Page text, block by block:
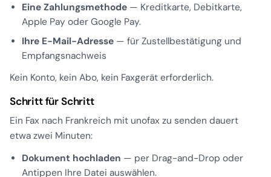
Eine Zahlungsmethode — Kreditkarte, Debitkarte,
Apple Pay oder Google Pay.
Ihre E-Mail-Adresse — für Zustellbestätigung und
Empfangsnachweis
Kein Konto, kein Abo, kein Faxgerät erforderlich.
Schritt für Schritt
Ein Fax nach Frankreich mit unofax zu senden dauert
etwa zwei Minuten:
Dokument hochladen — per Drag-and-Drop oder
Antippen Ihre Datei auswählen.